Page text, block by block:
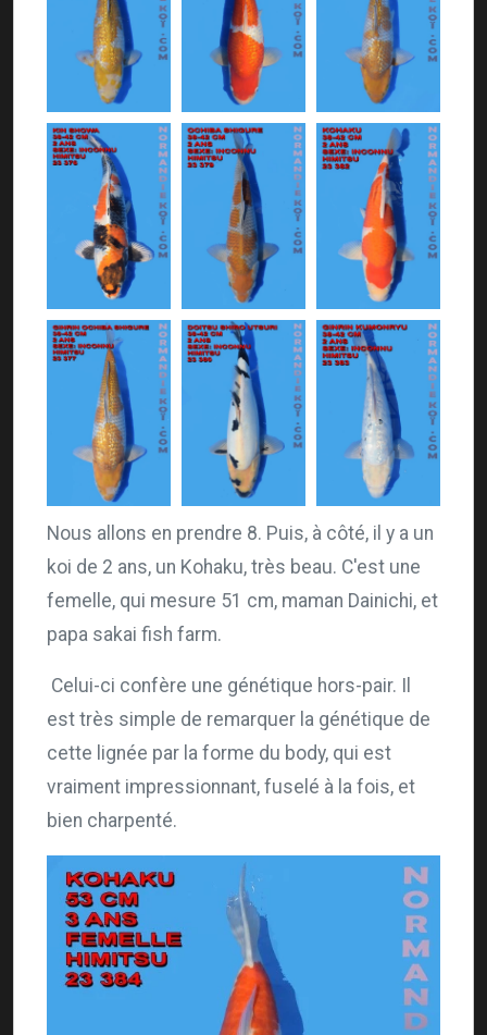
Nous allons en prendre 8. Puis, à côté, il y a un
koi de 2 ans, un Kohaku, très beau. C'est une
femelle, qui mesure 51 cm, maman Dainichi, et
papa sakai fish farm.
Celui-ci confère une génétique hors-pair. Il
est très simple de remarquer la génétique de
cette lignée par la forme du body, qui est
vraiment impressionnant, fuselé à la fois, et
bien charpenté.